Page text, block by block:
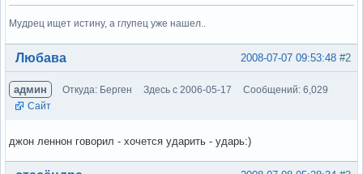
Мудрец ищет истину, а глупец уже нашел..
Вне форума #2
2008-07-07 09:53:48
Любава
админ Откуда: Берген Здесь с 2006-05-17
Сообщений: 6,029
Сайт
джон леннон говорил - хочется ударить - ударь:)